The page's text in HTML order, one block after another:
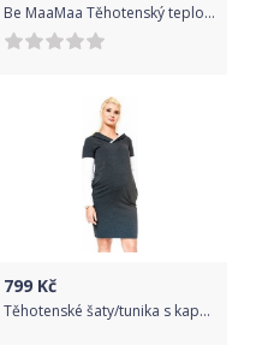
Be MaaMaa Těhotenský teploučký kardigan - mátový
799 Kč
Těhotenské šaty/tunika s kapucí RIA - grafit, Velikosti těh. moda S/M